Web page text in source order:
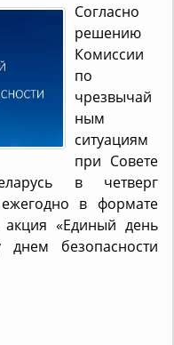
Согласно
решению
Комиссии
по
чрезвычай
ным
ситуациям
при Совете
в четверг
в формате
акция «Единый день
днем безопасности